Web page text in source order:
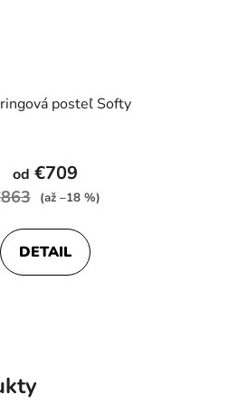
posteľ Softy
hodnotenie
produktu
z
od €709
(až –18 %)
DETAIL